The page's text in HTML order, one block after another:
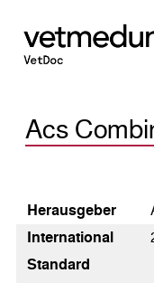
Acs
Heraus­geber
International
Standard